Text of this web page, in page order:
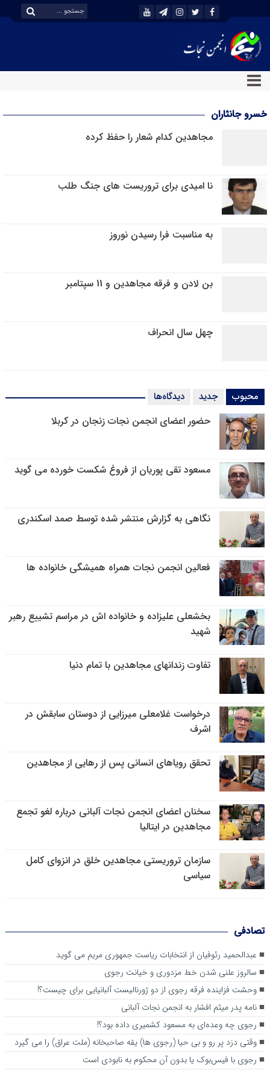
خسرو جانثاران
مجاهدین کدام شعار را حفظ کرده
نا امیدی برای تروریست های جنگ طلب
به مناسبت فرا رسیدن نوروز
بن لادن و فرقه مجاهدین و 11 سپتامبر
چهل سال انحراف
محبوب جدید دیدگاه‌ها
حضور اعضای انجمن نجات زنجان در کربلا
مسعود تقی پوریان از فروغ شکست خورده می گوید
نگاهی به گزارش منتشر شده توسط صمد اسکندری
فعالین انجمن نجات همراه همیشگی خانواده ها
بخشعلی علیزاده و خانواده اش در مراسم تشییع رهبر
شهید
تفاوت زندانهای مجاهدین با تمام دنیا
درخواست غلامعلی میرزایی از دوستان سابقش در
اشرف
تحقق رویاهای انسانی پس از رهایی از مجاهدین
سخنان اعضای انجمن نجات آلبانی درباره لغو تجمع
مجاهدین در ایتالیا
سازمان تروریستی مجاهدین خلق در انزوای کامل
سیاسی
تصادفی
عبدالحمید رئوفیان از انتخابات ریاست جمهوری مریم می گوید
سالروز علنی شدن خط مزدوری و خیانت رجوی
وحشت فزاینده فرقه رجوی از دو ژورنالیست آلبانیایی برای چیست؟!
نامه پدر میثم افشار به انجمن نجات آلبانی
رجوی چه وعده‌ای به مسعود کشمیری داده بود؟!
وقتی دزد پر رو و بی حیا (رجوی ها) یقه صاحبخانه (ملت عراق) را می گیرد
رجوی با فیس‌بوک یا بدون آن محکوم به نابودی است